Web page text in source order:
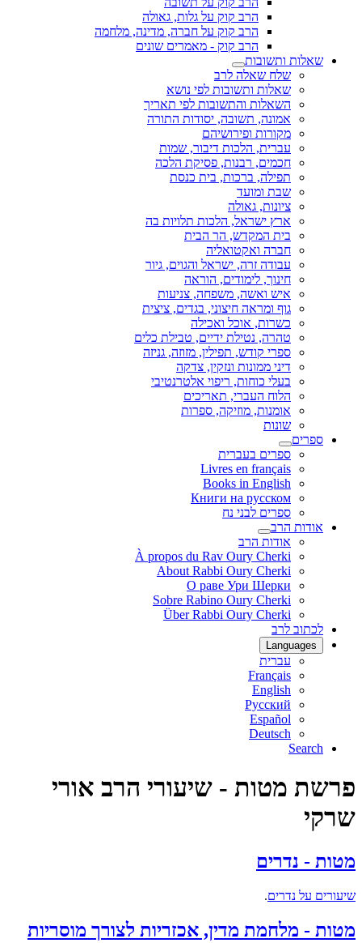
הרב קוק על גלות, גאולה
הרב קוק על חברה, מדינה, מלחמה
הרב קוק - מאמרים שונים
שאלות ותשובות
שלח שאלה לרב
שאלות ותשובות לפי נושא
השאלות והתשובות לפי תאריך
אמונה, תשובה, יסודות התורה
מקורות ופירושיהם
עברית, הלכות דיבור, שמות
חכמים, רבנות, פסיקת הלכה
תפילה, ברכות, בית כנסת
שבת ומועד
ציונות, גאולה
ארץ ישראל, הלכות תלויות בה
בית המקדש, הר הבית
חברה ואקטואליה
עבודה זרה, ישראל והגוים, גיור
חינוך, לימודים, הוראה
איש ואשה, משפחה, צניעות
גוף ומראה חיצוני, בגדים, ציצית
כשרות, אוכל ואכילה
טהרה, נטילת ידיים, טבילת כלים
ספרי קודש, תפילין, מזוזה, גניזה
דיני ממונות ונזקין, צדקה
בעלי כוחות, ריפוי אלטרנטיבי
הלוח העברי, תאריכים
אומנות, מוזיקה, ספרות
שונות
ספרים
ספרים בעברית
Livres en français
Books in English
Книги на русском
ספרים לבני נח
אודות הרב
אודות הרב
À propos du Rav Oury Cherki
About Rabbi Oury Cherki
О раве Ури Шерки
Sobre Rabino Oury Cherki
Über Rabbi Oury Cherki
לכתוב לרב
Languages
עברית
Français
English
Русский
Español
Deutsch
Search
פרשת מטות - שיעורי הרב אורי
שרקי
מטות - נדרים
שיעורים על נדרים.
מטות - מלחמת מדין, אכזריות לצורך מוסריות